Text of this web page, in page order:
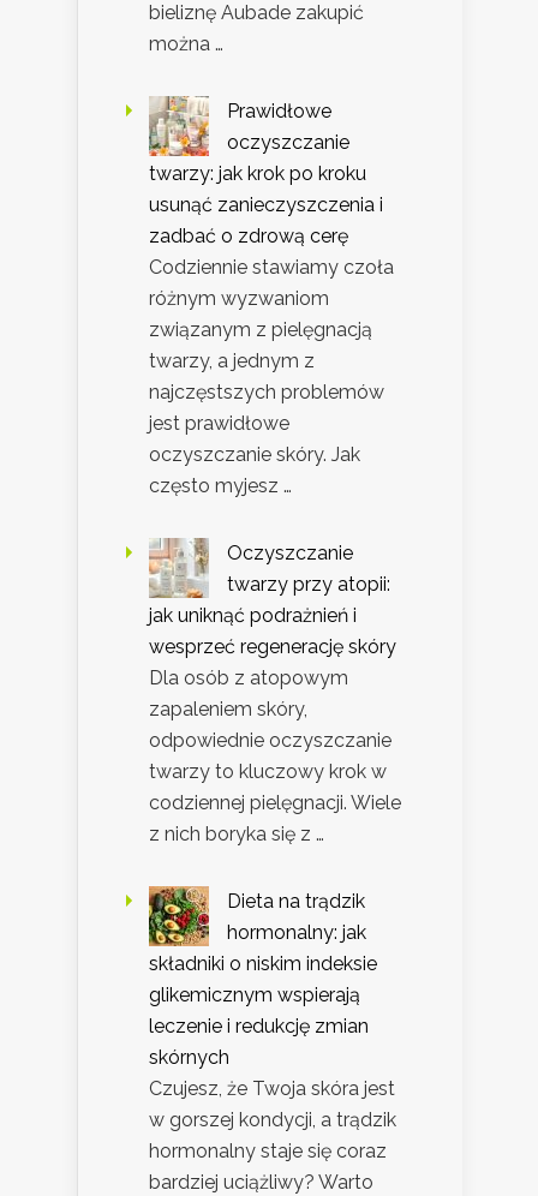
bieliznę Aubade zakupić
można …
Prawidłowe
oczyszczanie
twarzy: jak krok po kroku
usunąć zanieczyszczenia i
zadbać o zdrową cerę
Codziennie stawiamy czoła
różnym wyzwaniom
związanym z pielęgnacją
twarzy, a jednym z
najczęstszych problemów
jest prawidłowe
oczyszczanie skóry. Jak
często myjesz …
Oczyszczanie
twarzy przy atopii:
jak uniknąć podrażnień i
wesprzeć regenerację skóry
Dla osób z atopowym
zapaleniem skóry,
odpowiednie oczyszczanie
twarzy to kluczowy krok w
codziennej pielęgnacji. Wiele
z nich boryka się z …
Dieta na trądzik
hormonalny: jak
składniki o niskim indeksie
glikemicznym wspierają
leczenie i redukcję zmian
skórnych
Czujesz, że Twoja skóra jest
w gorszej kondycji, a trądzik
hormonalny staje się coraz
bardziej uciążliwy? Warto